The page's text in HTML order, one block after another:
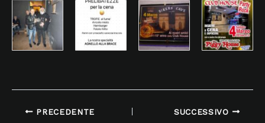
PRECEDENTE SUCCESSIVO